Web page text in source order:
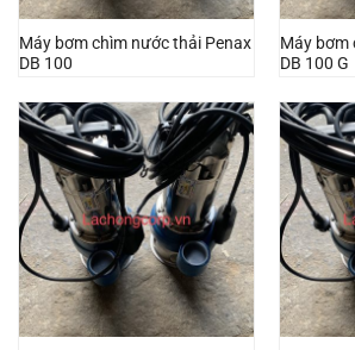
Máy bơm chìm nước thải Penax
DB 100
Máy bơm
DB 100 G